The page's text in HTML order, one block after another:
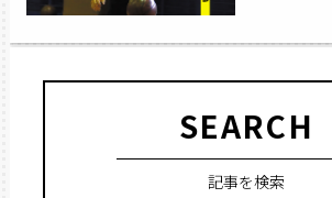
SEARCH
記事を検索